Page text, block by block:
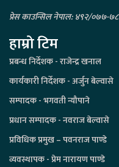
प्रेस काउन्सिल नेपाल: ४९२/०७७-७८
हाम्रो टिम
प्रबन्ध निर्देशक - राजेन्द्र खनाल
कार्यकारी निर्देशक - अर्जुन बेल्वासे
सम्पादक - भगवती न्यौपाने
प्रधान सम्पादक - नवराज बेल्वासे
प्रविधिक प्रमुख – पवनराज पाण्डे
व्यवस्थापक - प्रेम नारायण पाण्डे